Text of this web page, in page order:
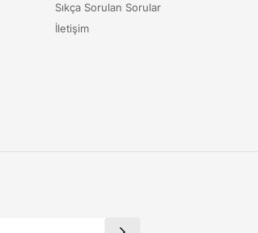
Sıkça Sorulan Sorular
İletişim